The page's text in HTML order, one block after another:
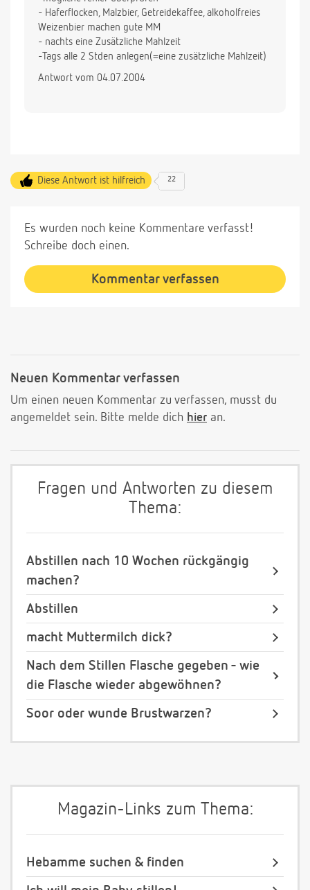
- Haferflocken, Malzbier, Getreidekaffee, alkoholfreies
Weizenbier machen gute MM
- nachts eine Zusätzliche Mahlzeit
-Tags alle 2 Stden anlegen(=eine zusätzliche Mahlzeit)
Antwort vom 04.07.2004
Diese Antwort ist hilfreich 22
Es wurden noch keine Kommentare verfasst!
Schreibe doch einen.
Kommentar verfassen
Neuen Kommentar verfassen
Um einen neuen Kommentar zu verfassen, musst du
angemeldet sein. Bitte melde dich hier an.
Fragen und Antworten zu diesem
Thema:
Abstillen nach 10 Wochen rückgängig
machen?
Abstillen
macht Muttermilch dick?
Nach dem Stillen Flasche gegeben - wie
die Flasche wieder abgewöhnen?
Soor oder wunde Brustwarzen?
Magazin-Links zum Thema:
Hebamme suchen & finden